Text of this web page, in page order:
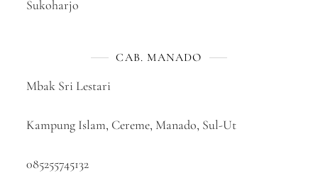
Sukoharjo
CAB. MANADO
Mbak Sri Lestari
Kampung Islam, Cereme, Manado, Sul-Ut
085255745132